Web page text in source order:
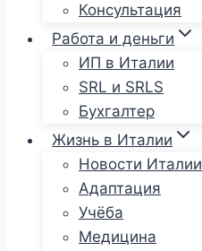
Консультация
Работа и деньги
ИП в Италии
SRL и SRLS
Бухгалтер
Жизнь в Италии
Новости Италии
Адаптация
Учёба
Медицина